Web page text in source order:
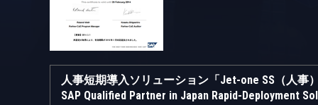
人事短期導入ソリューション「Jet-one SS（人事
SAP Qualified Partner in Japan Rapid-Deployment